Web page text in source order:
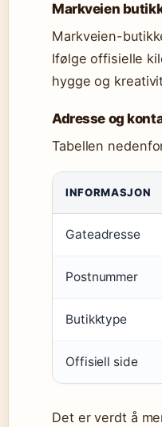
Markveien
Markveien-
Ifølge offisielle
hygge og
Adresse og
Tabellen
INFORMASJON
Gateadresse
Postnummer
Butikktype
Offisiell side
Det er verdt å